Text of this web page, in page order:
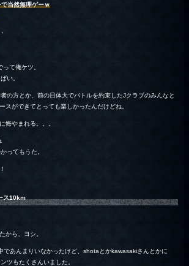
当然無理ゲーｗ
て俺ケツ。
い。
の方とか、前の日体大でバトルを約束したJクラブのみんなと
スができてとっても楽しかったんだけどね。
悔やまれる。。。
ってもうた。
ス10km
から、ヨシ。
であんまりいなかったけど、shotaとかkawasakiさんとかに
ツもたくさんいました。